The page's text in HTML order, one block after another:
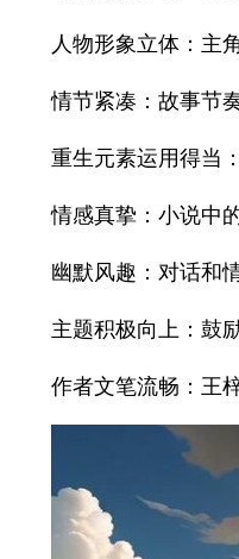
人物形象立体：主
情节紧凑：故事节
重生元素运用得当
情感真挚：小说中
幽默风趣：对话和
主题积极向上：鼓
作者文笔流畅：王